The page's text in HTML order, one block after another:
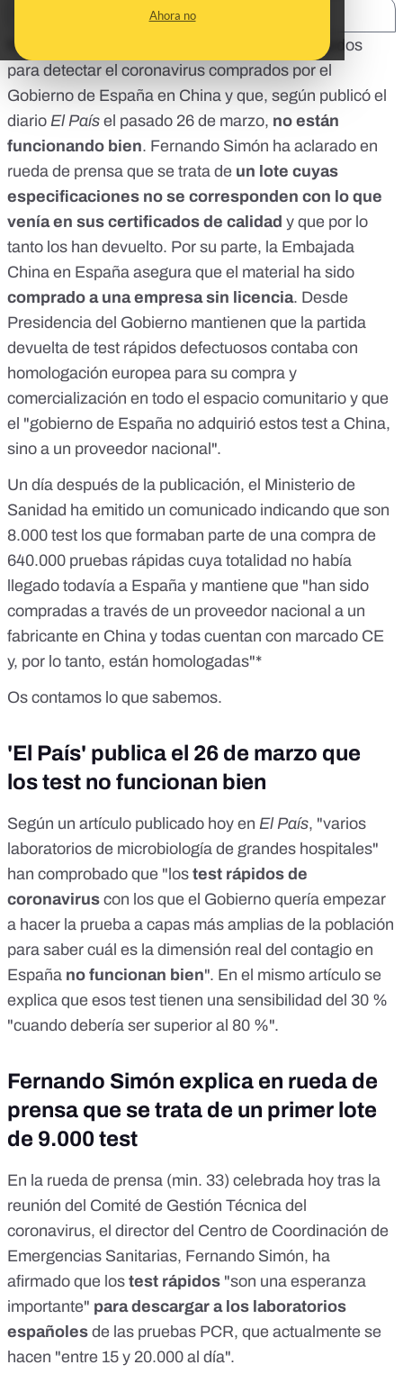
Ahora no
Nos habéis preguntado mucho por los test rápidos
para detectar el coronavirus comprados por el
Gobierno de España en China y que, según publicó el
diario El País el pasado 26 de marzo, no están
funcionando bien. Fernando Simón ha aclarado en
rueda de prensa que se trata de un lote cuyas
especificaciones no se corresponden con lo que
venía en sus certificados de calidad y que por lo
tanto los han devuelto. Por su parte, la Embajada
China en España asegura que el material ha sido
comprado a una empresa sin licencia. Desde
Presidencia del Gobierno mantienen que la partida
devuelta de test rápidos defectuosos contaba con
homologación europea para su compra y
comercialización en todo el espacio comunitario y que
el "gobierno de España no adquirió estos test a China,
sino a un proveedor nacional".
Un día después de la publicación, el Ministerio de
Sanidad ha emitido un comunicado indicando que son
8.000 test los que formaban parte de una compra de
640.000 pruebas rápidas cuya totalidad no había
llegado todavía a España y mantiene que "han sido
compradas a través de un proveedor nacional a un
fabricante en China y todas cuentan con marcado CE
y, por lo tanto, están homologadas"*
Os contamos lo que sabemos.
'El País' publica el 26 de marzo que
los test no funcionan bien
Según un artículo publicado hoy en El País, "varios
laboratorios de microbiología de grandes hospitales"
han comprobado que "los test rápidos de
coronavirus con los que el Gobierno quería empezar
a hacer la prueba a capas más amplias de la población
para saber cuál es la dimensión real del contagio en
España no funcionan bien". En el mismo artículo se
explica que esos test tienen una sensibilidad del 30 %
"cuando debería ser superior al 80 %".
Fernando Simón explica en rueda de
prensa que se trata de un primer lote
de 9.000 test
En la rueda de prensa (min. 33) celebrada hoy tras la
reunión del Comité de Gestión Técnica del
coronavirus, el director del Centro de Coordinación de
Emergencias Sanitarias, Fernando Simón, ha
afirmado que los test rápidos "son una esperanza
importante" para descargar a los laboratorios
españoles de las pruebas PCR, que actualmente se
hacen "entre 15 y 20.000 al día".